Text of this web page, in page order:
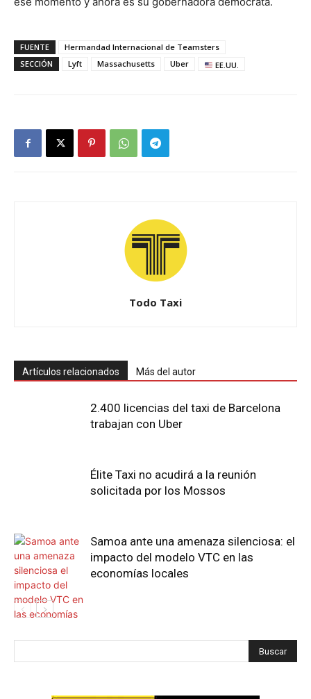
FUENTE
Hermandad Internacional de Teamsters
SECCIÓN
Lyft Massachusetts Uber EE.UU.
Todo Taxi
Artículos relacionados Más del autor
2.400 licencias del taxi de Barcelona
trabajan con Uber
Élite Taxi no acudirá a la reunión
solicitada por los Mossos
Samoa ante una amenaza silenciosa: el
impacto del modelo VTC en las
economías locales